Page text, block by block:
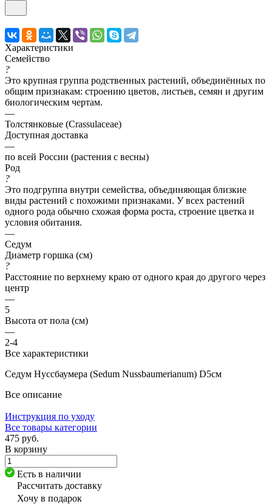
Характеристики
Семейство
?
Это крупная группа родственных растений, объединённых по
общим признакам: строению цветов, листьев, семян и другим
биологическим чертам.
—
Толстянковые (Crassulaceae)
Доступная доставка
—
по всей России (растения с весны)
Род
?
Это подгруппа внутри семейства, объединяющая близкие
виды растений с похожими признаками. У всех растений
одного рода обычно схожая форма роста, строение цветка и
условия обитания.
—
Седум
Диаметр горшка (см)
?
Расстояние по верхнему краю от одного края до другого через
центр
—
5
Высота от пола (см)
—
2-4
Все характеристики
Седум Нуссбаумера (Sedum Nussbaumerianum) D5см
Все описание
Инструкция по уходу
Все товары категории
475 руб.
В корзину
Есть в наличии
Рассчитать доставку
Хочу в подарок